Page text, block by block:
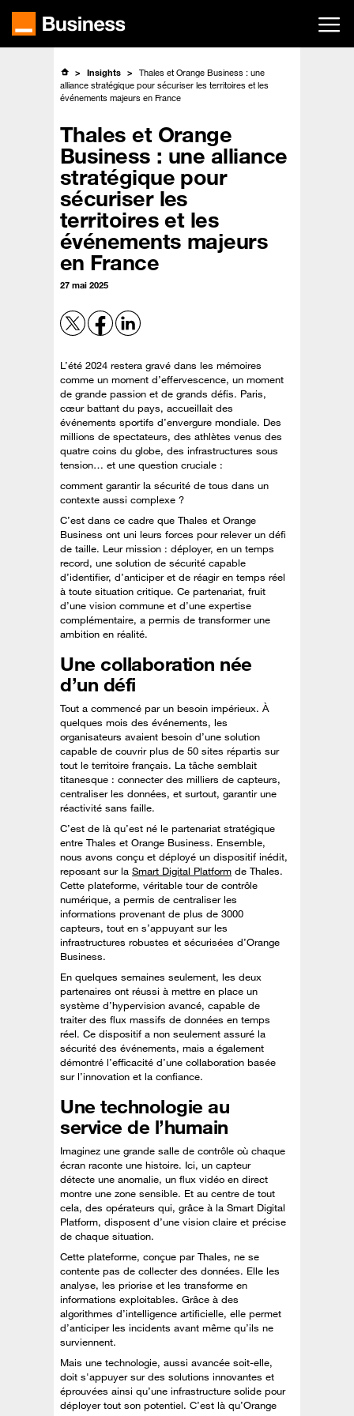
contenu
Insights
Thales et Orange Business : une
alliance stratégique pour sécuriser les territoires et les
événements majeurs en France
Thales et Orange
Business : une alliance
stratégique pour
sécuriser les
territoires et les
événements majeurs
en France
27 mai 2025
L’été 2024 restera gravé dans les mémoires
comme un moment d’effervescence, un moment
de grande passion et de grands défis. Paris,
cœur battant du pays, accueillait des
événements sportifs d’envergure mondiale. Des
millions de spectateurs, des athlètes venus des
quatre coins du globe, des infrastructures sous
tension… et une question cruciale :
comment garantir la sécurité de tous dans un
contexte aussi complexe ?
C’est dans ce cadre que Thales et Orange
Business ont uni leurs forces pour relever un défi
de taille. Leur mission : déployer, en un temps
record, une solution de sécurité capable
d’identifier, d’anticiper et de réagir en temps réel
à toute situation critique. Ce partenariat, fruit
d’une vision commune et d’une expertise
complémentaire, a permis de transformer une
ambition en réalité.
Une collaboration née
d’un défi
Tout a commencé par un besoin impérieux. À
quelques mois des événements, les
organisateurs avaient besoin d’une solution
capable de couvrir plus de 50 sites répartis sur
tout le territoire français. La tâche semblait
titanesque : connecter des milliers de capteurs,
centraliser les données, et surtout, garantir une
réactivité sans faille.
C’est de là qu’est né le partenariat stratégique
entre Thales et Orange Business. Ensemble,
nous avons conçu et déployé un dispositif inédit,
reposant sur la Smart Digital Platform de Thales.
Cette plateforme, véritable tour de contrôle
numérique, a permis de centraliser les
informations provenant de plus de 3000
capteurs, tout en s’appuyant sur les
infrastructures robustes et sécurisées d’Orange
Business.
En quelques semaines seulement, les deux
partenaires ont réussi à mettre en place un
système d’hypervision avancé, capable de
traiter des flux massifs de données en temps
réel. Ce dispositif a non seulement assuré la
sécurité des événements, mais a également
démontré l’efficacité d’une collaboration basée
sur l’innovation et la confiance.
Une technologie au
service de l’humain
Imaginez une grande salle de contrôle où chaque
écran raconte une histoire. Ici, un capteur
détecte une anomalie, un flux vidéo en direct
montre une zone sensible. Et au centre de tout
cela, des opérateurs qui, grâce à la Smart Digital
Platform, disposent d’une vision claire et précise
de chaque situation.
Cette plateforme, conçue par Thales, ne se
contente pas de collecter des données. Elle les
analyse, les priorise et les transforme en
informations exploitables. Grâce à des
algorithmes d’intelligence artificielle, elle permet
d’anticiper les incidents avant même qu’ils ne
surviennent.
Mais une technologie, aussi avancée soit-elle,
doit s'appuyer sur des solutions innovantes et
éprouvées ainsi qu’une infrastructure solide pour
déployer tout son potentiel. C’est là qu’Orange